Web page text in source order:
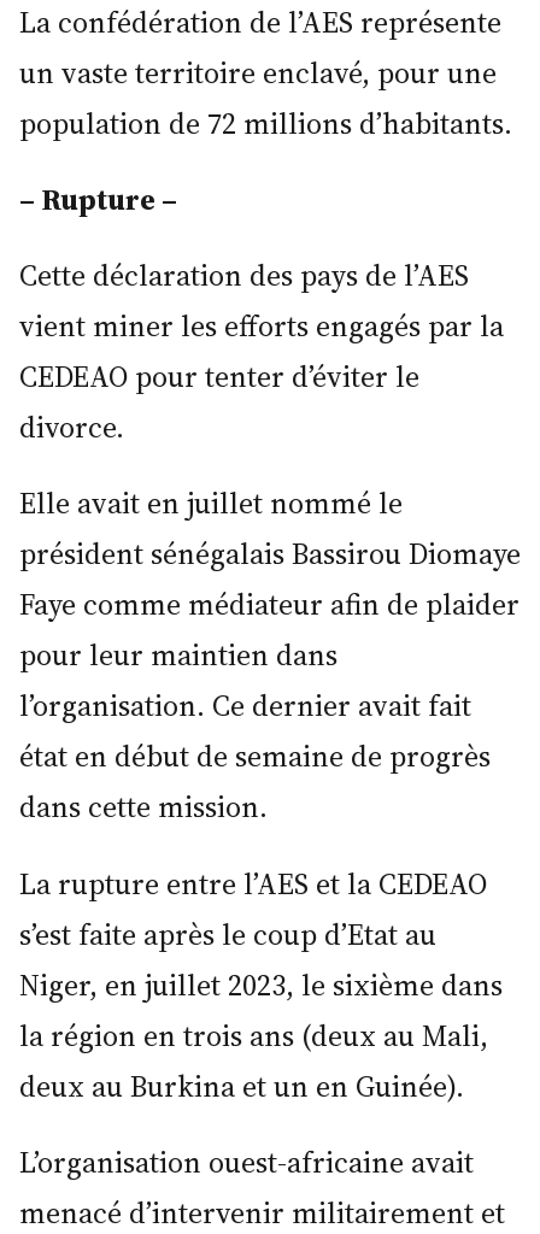
La confédération de l’AES représente
un vaste territoire enclavé, pour une
population de 72 millions d’habitants.
– Rupture –
Cette déclaration des pays de l’AES
vient miner les efforts engagés par la
CEDEAO pour tenter d’éviter le
divorce.
Elle avait en juillet nommé le
président sénégalais Bassirou Diomaye
Faye comme médiateur afin de plaider
pour leur maintien dans
l’organisation. Ce dernier avait fait
état en début de semaine de progrès
dans cette mission.
La rupture entre l’AES et la CEDEAO
s’est faite après le coup d’Etat au
Niger, en juillet 2023, le sixième dans
la région en trois ans (deux au Mali,
deux au Burkina et un en Guinée).
L’organisation ouest-africaine avait
menacé d’intervenir militairement et